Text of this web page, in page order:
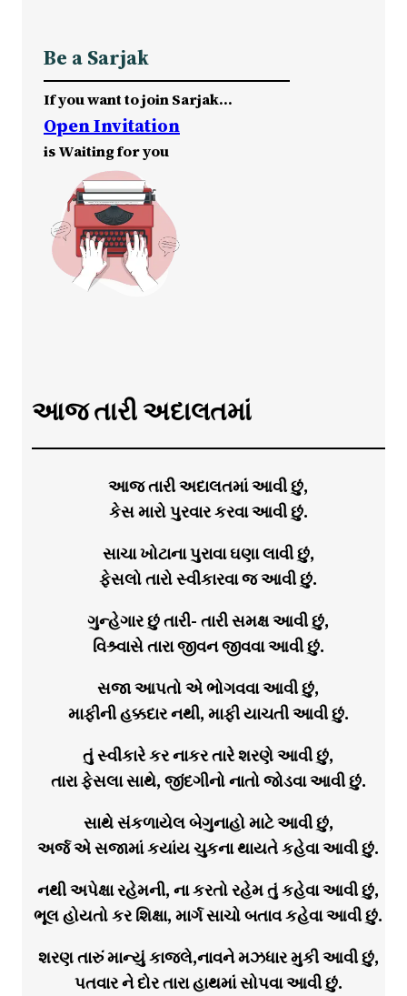
Be a Sarjak
If you want to join Sarjak…
Open Invitation
is Waiting for you
આજ તારી અદાલતમાં
આજ તારી અદાલતમાં આવી છું,
કેસ મારો પુરવાર કરવા આવી છું.
સાચા ખોટાના પુરાવા ઘણા લાવી છું,
ફેસલો તારો સ્વીકારવા જ આવી છું.
ગુન્હેગાર છું તારી- તારી સમક્ષ આવી છું,
વિશ્ર્વાસે તારા જીવન જીવવા આવી છું.
સજા આપતો એ ભોગવવા આવી છું,
માફીની હક્કદાર નથી, માફી યાચતી આવી છું.
તું સ્વીકારે કર નાકર તારે શરણે આવી છું,
તારા ફેસલા સાથે, જીંદગીનો નાતો જોડવા આવી છું.
સાથે સંકળાયેલ બેગુનાહો માટે આવી છું,
અર્જ એ સજામાં કયાંય ચુકના થાયતે કહેવા આવી છું.
નથી અપેક્ષા રહેમની, ના કરતો રહેમ તું કહેવા આવી છું,
ભૂલ હોયતો કર શિક્ષા, માર્ગ સાચો બતાવ કહેવા આવી છું.
શરણ તારું માન્યું કાજલે,નાવને મઝધાર મુકી આવી છું,
પતવાર ને દોર તારા હાથમાં સોપવા આવી છું.